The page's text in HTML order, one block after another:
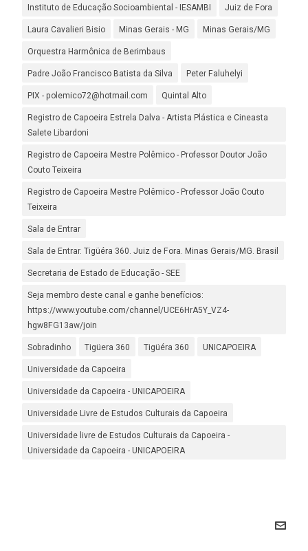
Instituto de Educação Socioambiental - IESAMBI Juiz de Fora
Laura Cavalieri Bisio Minas Gerais - MG Minas Gerais/MG
Orquestra Harmônica de Berimbaus
Padre João Francisco Batista da Silva Peter Faluhelyi
PIX - polemico72@hotmail.com Quintal Alto
Registro de Capoeira Estrela Dalva - Artista Plástica e Cineasta
Salete Libardoni
Registro de Capoeira Mestre Polêmico - Professor Doutor João
Couto Teixeira
Registro de Capoeira Mestre Polêmico - Professor João Couto
Teixeira
Sala de Entrar
Sala de Entrar. Tigüéra 360. Juiz de Fora. Minas Gerais/MG. Brasil
Secretaria de Estado de Educação - SEE
Seja membro deste canal e ganhe benefícios:
https://www.youtube.com/channel/UCE6HrA5Y_VZ4-
hgw8FG13aw/join
Sobradinho Tigüera 360 Tigüéra 360 UNICAPOEIRA
Universidade da Capoeira
Universidade da Capoeira - UNICAPOEIRA
Universidade Livre de Estudos Culturais da Capoeira
Universidade livre de Estudos Culturais da Capoeira -
Universidade da Capoeira - UNICAPOEIRA